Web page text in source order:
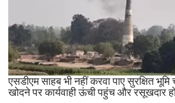
एसडीएम साहब भी नहीं करवा पाए सुरक्षित भूमि
खोदने पर कार्यवाही ऊंची पहुंच और रसूखदार